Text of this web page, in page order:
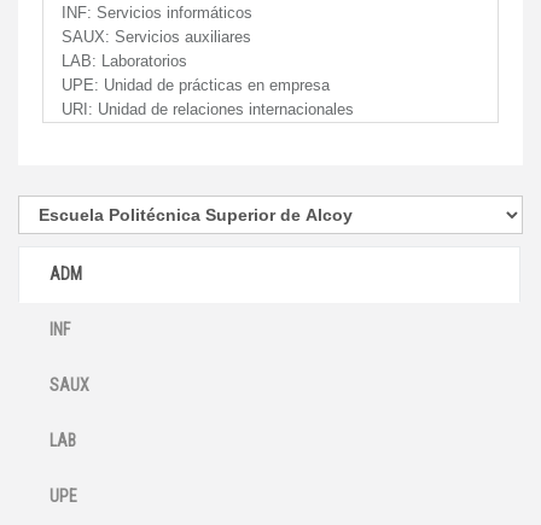
INF: Servicios informáticos
SAUX: Servicios auxiliares
LAB: Laboratorios
UPE: Unidad de prácticas en empresa
URI: Unidad de relaciones internacionales
ADM
INF
SAUX
LAB
UPE